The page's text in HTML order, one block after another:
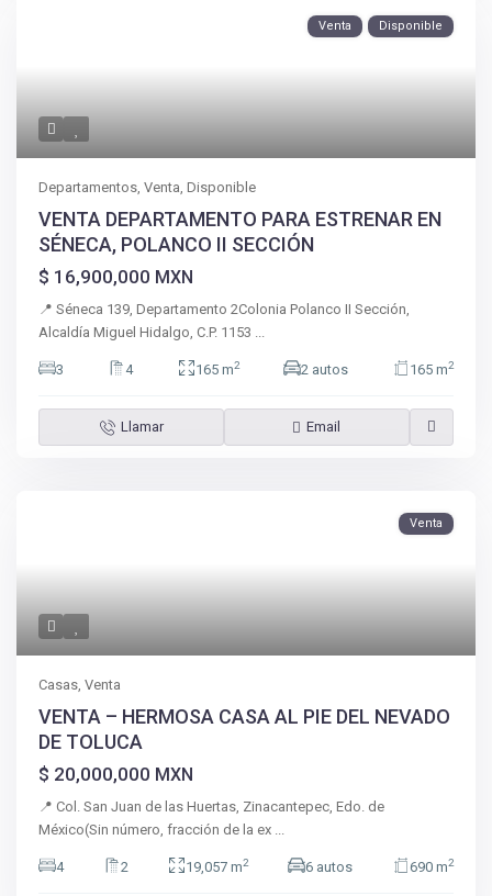
Venta Disponible
Departamentos,Venta,Disponible
VENTA DEPARTAMENTO PARA ESTRENAR EN
SÉNECA, POLANCO II SECCIÓN
$ 16,900,000 MXN
📍 Séneca 139, Departamento 2Colonia Polanco II Sección,
Alcaldía Miguel Hidalgo, C.P. 1153 ...
3 4 165 m2 2 autos 165 m2
Llamar Email
Venta
Casas,Venta
VENTA – HERMOSA CASA AL PIE DEL NEVADO
DE TOLUCA
$ 20,000,000 MXN
📍 Col. San Juan de las Huertas, Zinacantepec, Edo. de
México(Sin número, fracción de la ex ...
4 2 19,057 m2 6 autos 690 m2